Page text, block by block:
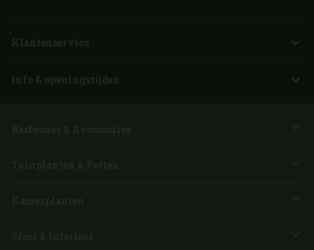
Klantenservice
Info & openingstijden